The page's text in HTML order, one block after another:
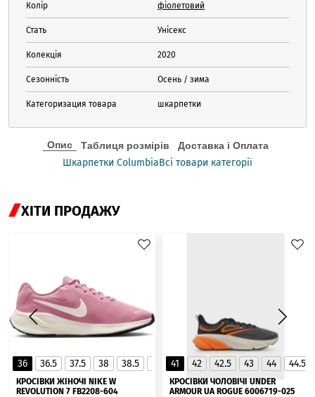
Колір фіолетовий
Стать Унісекс
Колекція 2020
Сезонність Осень / зима
Категоризация товара шкарпетки
Опис Таблиця розмірів Доставка і Оплата
Шкарпетки ColumbiaВсі товари категорії
ХІТИ ПРОДАЖУ
36 36.5 37.5 38 38.5 40 40.5
41
▲
КРОСІВКИ ЖІНОЧІ NIKE W
REVOLUTION 7 FB2208-604
41 42 42.5 43 44 44.5
КРОСІВКИ ЧОЛОВІЧІ UNDER
ARMOUR UA ROGUE 6006719-025